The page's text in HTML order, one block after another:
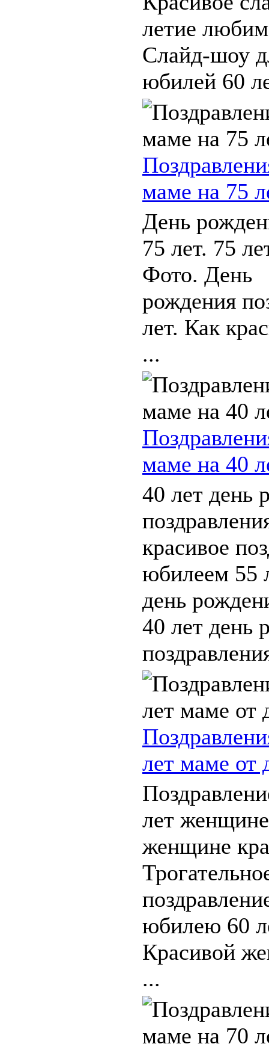
летие
Слайд-шоу
юбилей 60
маме на 75
День
75 лет. 75
Фото. День
рождения
лет. Как
...
маме на 40
40 лет день
красивое
юбилеем 55
день
40 лет день
лет маме от
лет
женщине
юбилею 60
Красивой
...